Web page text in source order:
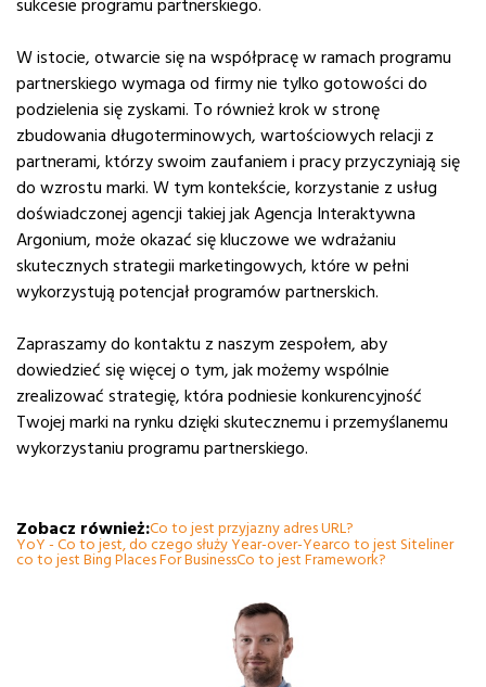
sukcesie programu partnerskiego.
W istocie, otwarcie się na współpracę w ramach programu
partnerskiego wymaga od firmy nie tylko gotowości do
podzielenia się zyskami. To również krok w stronę
zbudowania długoterminowych, wartościowych relacji z
partnerami, którzy swoim zaufaniem i pracy przyczyniają się
do wzrostu marki. W tym kontekście, korzystanie z usług
doświadczonej agencji takiej jak Agencja Interaktywna
Argonium, może okazać się kluczowe we wdrażaniu
skutecznych strategii marketingowych, które w pełni
wykorzystują potencjał programów partnerskich.
Zapraszamy do kontaktu z naszym zespołem, aby
dowiedzieć się więcej o tym, jak możemy wspólnie
zrealizować strategię, która podniesie konkurencyjność
Twojej marki na rynku dzięki skutecznemu i przemyślanemu
wykorzystaniu programu partnerskiego.
Zobacz również:Co to jest przyjazny adres URL?
YoY - Co to jest, do czego służy Year-over-Yearco to jest Siteliner
co to jest Bing Places For BusinessCo to jest Framework?